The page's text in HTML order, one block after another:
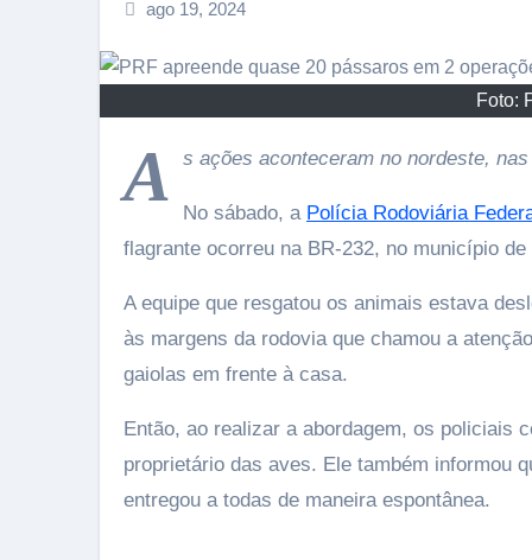
ago 19, 2024
Foto:
A s ações aconteceram no nordeste,
No sábado, a Polícia Rodoviária
flagrante ocorreu na BR-232, no município
A equipe que resgatou os animais estava
às margens da rodovia que chamou a
gaiolas em frente à casa.
Então, ao realizar a abordagem, os policiais
proprietário das aves. Ele também informou
entregou a todas de maneira espontânea.